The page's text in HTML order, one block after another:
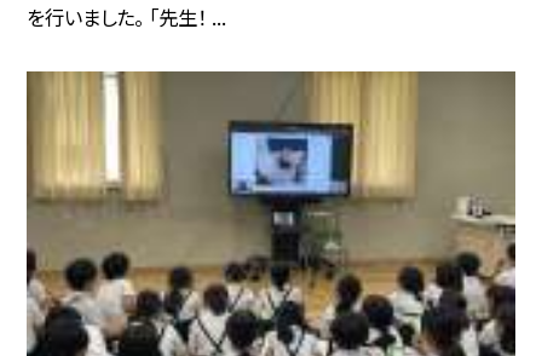
を行いました。 「先生！ ...